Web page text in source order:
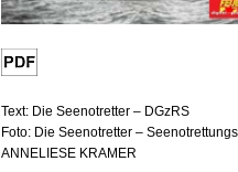
Text: Die Seenotretter – DGzRS
Foto: Die Seenotretter –
ANNELIESE KRAMER